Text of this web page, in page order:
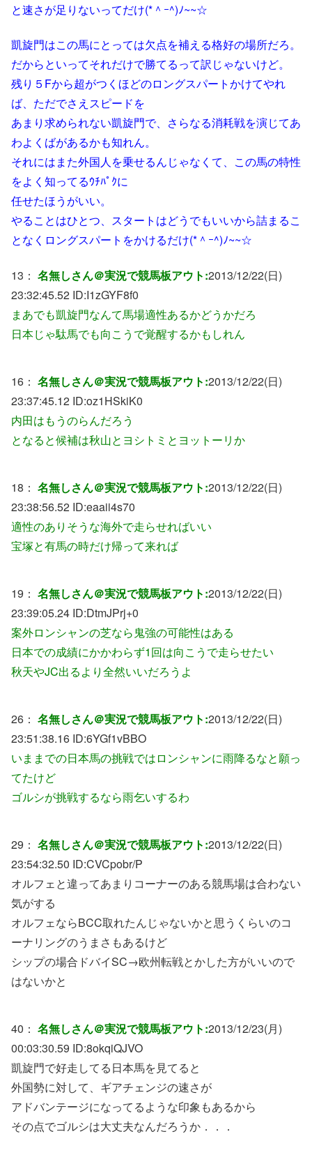
と速さが足りないってだけ(*＾ｰ^)ﾉ~~☆
凱旋門はこの馬にとっては欠点を補える格好の場所だろ。
だからといってそれだけで勝てるって訳じゃないけど。
残り５Fから超がつくほどのロングスパートかけてやれ
ば、ただでさえスピードを
あまり求められない凱旋門で、さらなる消耗戦を演じてあ
わよくばがあるかも知れん。
それにはまた外国人を乗せるんじゃなくて、この馬の特性
をよく知ってるｳﾁﾊﾟｸに
任せたほうがいい。
やることはひとつ、スタートはどうでもいいから詰まるこ
となくロングスパートをかけるだけ(*＾ｰ^)ﾉ~~☆
13： 名無しさん＠実況で競馬板アウト:2013/12/22(日)
23:32:45.52 ID:I1zGYF8f0
まあでも凱旋門なんて馬場適性あるかどうかだろ
日本じゃ駄馬でも向こうで覚醒するかもしれん
16： 名無しさん＠実況で競馬板アウト:2013/12/22(日)
23:37:45.12 ID:oz1HSkiK0
内田はもうのらんだろう
となると候補は秋山とヨシトミとヨットーリか
18： 名無しさん＠実況で競馬板アウト:2013/12/22(日)
23:38:56.52 ID:eaaii4s70
適性のありそうな海外で走らせればいい
宝塚と有馬の時だけ帰って来れば
19： 名無しさん＠実況で競馬板アウト:2013/12/22(日)
23:39:05.24 ID:DtmJPrj+0
案外ロンシャンの芝なら鬼強の可能性はある
日本での成績にかかわらず1回は向こうで走らせたい
秋天やJC出るより全然いいだろうよ
26： 名無しさん＠実況で競馬板アウト:2013/12/22(日)
23:51:38.16 ID:6YGf1vBBO
いままでの日本馬の挑戦ではロンシャンに雨降るなと願っ
てたけど
ゴルシが挑戦するなら雨乞いするわ
29： 名無しさん＠実況で競馬板アウト:2013/12/22(日)
23:54:32.50 ID:CVCpobr/P
オルフェと違ってあまりコーナーのある競馬場は合わない
気がする
オルフェならBCC取れたんじゃないかと思うくらいのコ
ーナリングのうまさもあるけど
シップの場合ドバイSC→欧州転戦とかした方がいいので
はないかと
40： 名無しさん＠実況で競馬板アウト:2013/12/23(月)
00:03:30.59 ID:8okqiQJVO
凱旋門で好走してる日本馬を見てると
外国勢に対して、ギアチェンジの速さが
アドバンテージになってるような印象もあるから
その点でゴルシは大丈夫なんだろうか．．．